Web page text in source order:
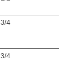
3/4
3/4